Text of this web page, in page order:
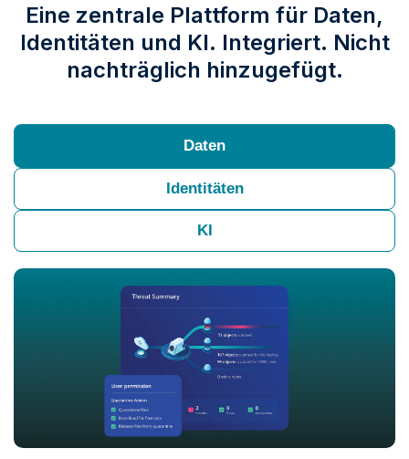
Eine zentrale Plattform für Daten,
Identitäten und KI. Integriert. Nicht
nachträglich hinzugefügt.
Daten
Identitäten
KI